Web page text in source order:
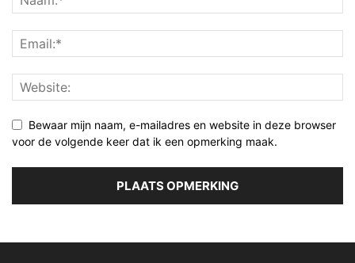
Bewaar mijn naam, e-mailadres en website in deze browser
voor de volgende keer dat ik een opmerking maak.